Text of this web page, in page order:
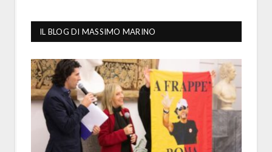
IL BLOG DI MASSIMO MARINO